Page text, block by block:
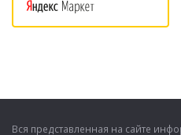
Вся представленная на сайте